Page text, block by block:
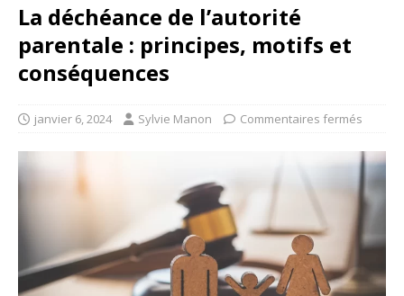
La déchéance de l’autorité
parentale : principes, motifs et
conséquences
janvier 6, 2024 Sylvie Manon Commentaires fermés